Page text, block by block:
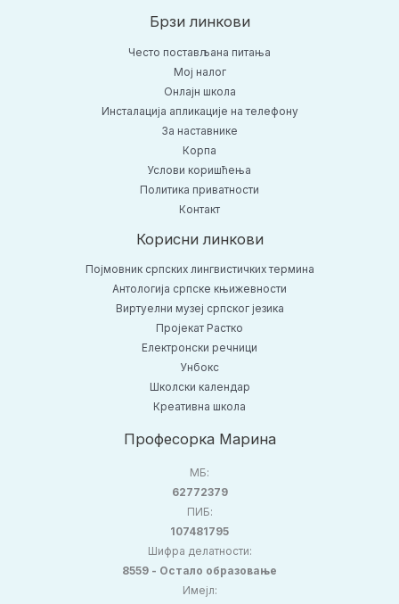
Брзи линкови
Често постављана питања
Moj налог
Онлајн школа
Инсталација апликације на телефону
За наставнике
Корпа
Услови коришћења
Политика приватности
Контакт
Корисни линкови
Појмовник српских лингвистичких термина
Антологија српске књижевности
Виртуелни музеј српског језика
Пројекат Растко
Електронски речници
Унбокс
Школски календар
Креативна школа
Професорка Марина
МБ:
62772379
ПИБ:
107481795
Шифра делатности:
8559 - Остало образовање
Имејл: